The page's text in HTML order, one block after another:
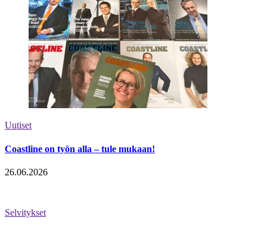
Uutiset
Coastline on työn alla – tule mukaan!
26.06.2026
Selvitykset